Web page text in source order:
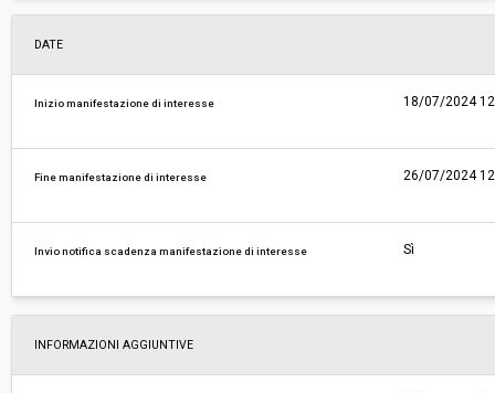
DATE
Inizio manifestazione di interesse 18/07/2024
Fine manifestazione di interesse 26/07/2024
Invio notifica scadenza manifestazione di interesse Sì
INFORMAZIONI AGGIUNTIVE